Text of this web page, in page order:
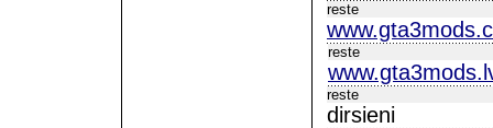
reste
reste
reste
dirsieni